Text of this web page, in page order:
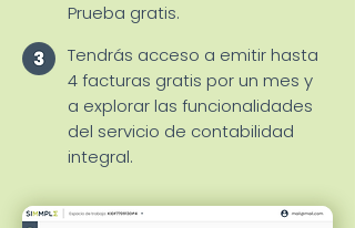
Prueba gratis.
Tendrás acceso a emitir hasta
4 facturas gratis por un mes y
a explorar las funcionalidades
del servicio de contabilidad
integral.